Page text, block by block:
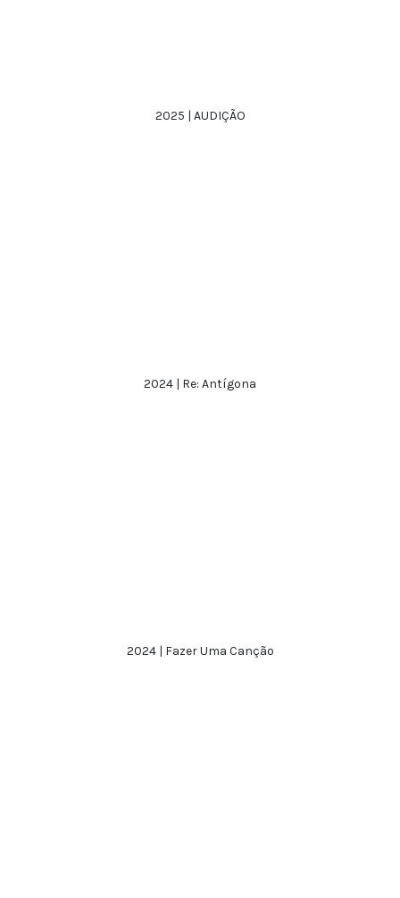
2025 | AUDIÇÃO
2024 | Re: Antígona
2024 | Fazer Uma Canção